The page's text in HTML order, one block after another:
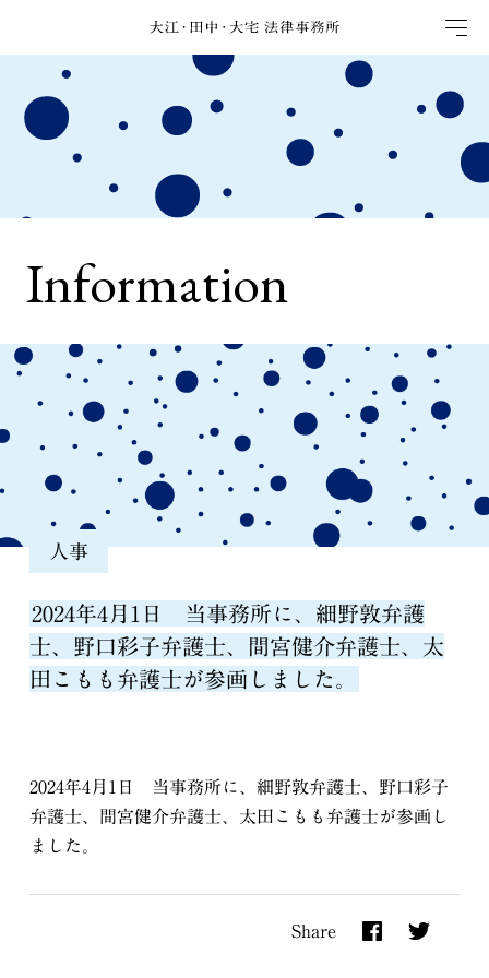
Information
人事
2024年4月1日 当事務所に、細野敦弁護
士、野口彩子弁護士、間宮健介弁護士、太
田こもも弁護士が参画しました。
2024年4月1日 当事務所に、細野敦弁護士、野口彩子
弁護士、間宮健介弁護士、太田こもも弁護士が参画し
ました。
Share